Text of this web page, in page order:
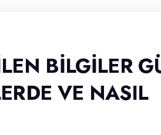
BILGILER
VE NASIL